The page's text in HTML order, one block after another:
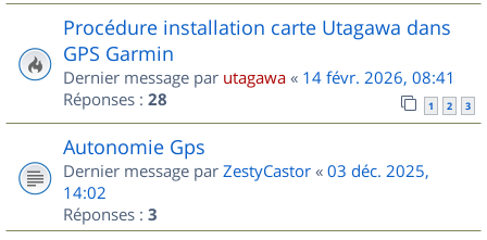
Procédure installation carte Utagawa dans
GPS Garmin
Dernier message par utagawa « 14 févr. 2026, 08:41
Réponses : 28 1 2 3
Autonomie Gps
Dernier message par ZestyCastor « 03 déc. 2025,
14:02
Réponses : 3